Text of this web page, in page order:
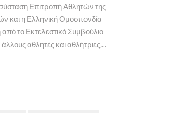
Επιτροπή Αθλητών της
και η Ελληνική Ομοσπονδία
το Εκτελεστικό Συμβούλιο
αθλητές και αθλήτριες,...